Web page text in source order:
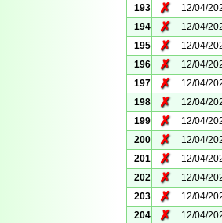
193
✗ 12/04/
194
✗ 12/04/
195
✗ 12/04/
196
✗ 12/04/
197
✗ 12/04/
198
✗ 12/04/
199
✗ 12/04/
200
✗ 12/04/
201
✗ 12/04/
202
✗ 12/04/
203
✗ 12/04/
204
✗ 12/04/